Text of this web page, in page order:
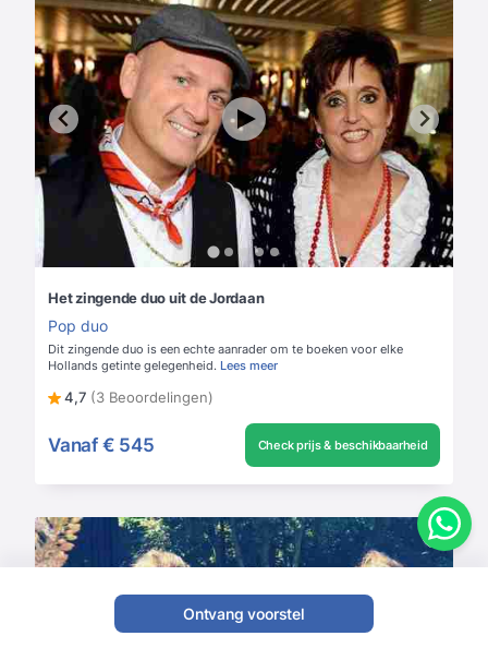
Het zingende duo uit de Jordaan
Pop duo
Dit zingende duo is een echte aanrader om te boeken voor elke
Hollands getinte gelegenheid. Lees meer
4,7 (3 Beoordelingen)
Vanaf € 545 Check prijs & beschikbaarheid
Ontvang voorstel